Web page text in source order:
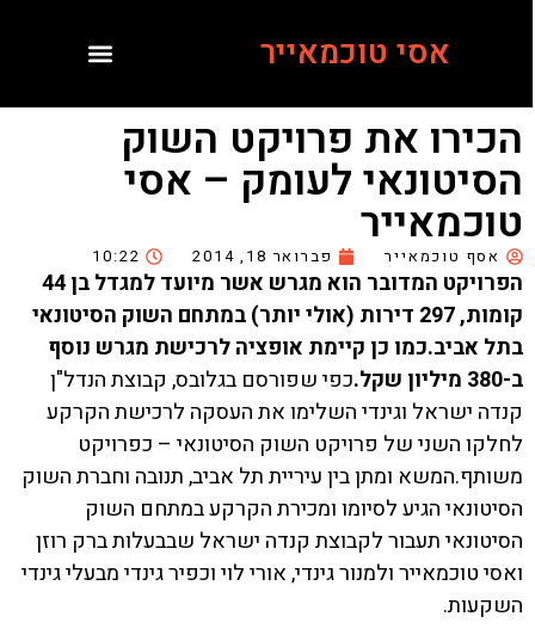
אסי טוכמאייר
הכירו את פרויקט השוק
הסיטונאי לעומק – אסי
טוכמאייר
אסף טוכמאייר פברואר 18, 2014 10:22
הפרויקט המדובר הוא מגרש אשר מיועד למגדל בן 44
קומות, 297 דירות (אולי יותר) במתחם השוק הסיטונאי
בתל אביב.כמו כן קיימת אופציה לרכישת מגרש נוסף
ב-380 מיליון שקל.
כפי שפורסם בגלובס, קבוצת הנדל"ן
קנדה ישראל וגינדי השלימו את העסקה לרכישת הקרקע
לחלקו השני של פרויקט השוק הסיטונאי – כפרויקט
משותף.המשא ומתן בין עיריית תל אביב, תנובה וחברת השוק
הסיטונאי הגיע לסיומו ומכירת הקרקע במתחם השוק
הסיטונאי תעבור לקבוצת קנדה ישראל שבבעלות ברק רוזן
ואסי טוכמאייר ולמנור גינדי, אורי לוי וכפיר גינדי מבעלי גינדי
השקעות.